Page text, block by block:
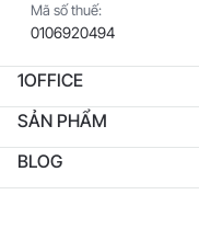
Mã số thuế:
0106920494
1OFFICE
SẢN PHẨM
BLOG